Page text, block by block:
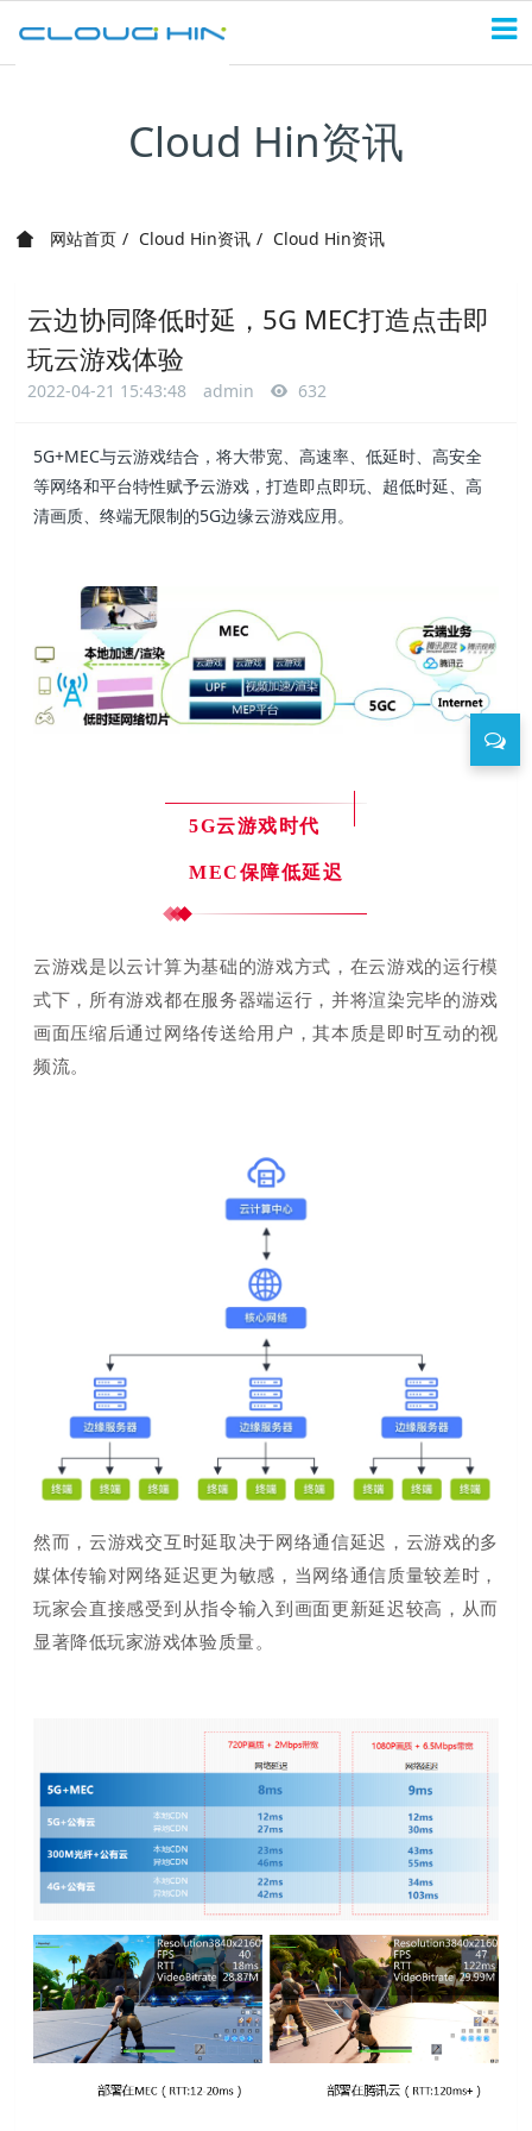
Cloud Hin资讯
网站首页 Cloud Hin资讯 Cloud Hin资讯
云边协同降低时延，5G MEC打造点击即
玩云游戏体验
2022-04-21 15:43:48 admin 632
5G+MEC与云游戏结合，将大带宽、高速率、低延时、高安全
等网络和平台特性赋予云游戏，打造即点即玩、超低时延、高
清画质、终端无限制的5G边缘云游戏应用。
5G云游戏时代
MEC保障低延迟
云游戏是以云计算为基础的游戏方式，在云游戏的运行模
式下，所有游戏都在服务器端运行，并将渲染完毕的游戏
画面压缩后通过网络传送给用户，其本质是即时互动的视
频流。
然而，云游戏交互时延取决于网络通信延迟，云游戏的多
媒体传输对网络延迟更为敏感，当网络通信质量较差时，
玩家会直接感受到从指令输入到画面更新延迟较高，从而
显著降低玩家游戏体验质量。